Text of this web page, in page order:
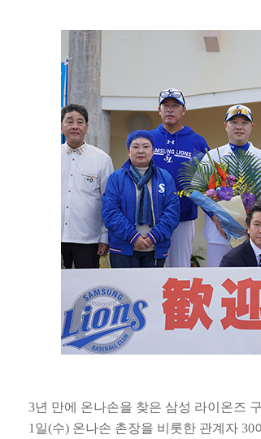
3년 만에 온나손을 찾은 삼성 라이온즈
1 일(수) 온나손 촌장을 비롯한 관계자